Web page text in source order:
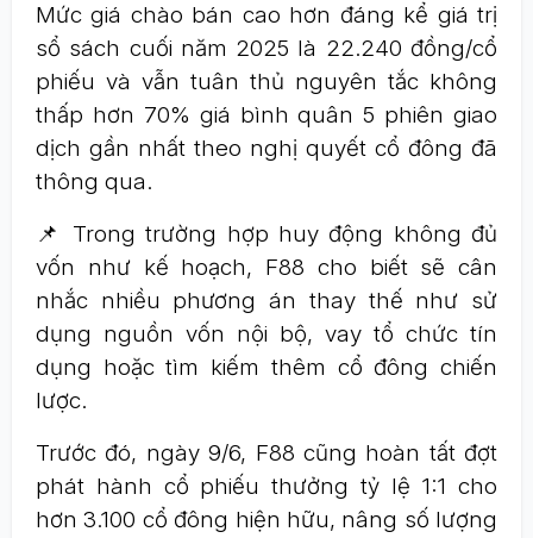
Mức giá chào bán cao hơn đáng kể giá trị
sổ sách cuối năm 2025 là 22.240 đồng/cổ
phiếu và vẫn tuân thủ nguyên tắc không
thấp hơn 70% giá bình quân 5 phiên giao
dịch gần nhất theo nghị quyết cổ đông đã
thông qua.
📌 Trong trường hợp huy động không đủ
vốn như kế hoạch, F88 cho biết sẽ cân
nhắc nhiều phương án thay thế như sử
dụng nguồn vốn nội bộ, vay tổ chức tín
dụng hoặc tìm kiếm thêm cổ đông chiến
lược.
Trước đó, ngày 9/6, F88 cũng hoàn tất đợt
phát hành cổ phiếu thưởng tỷ lệ 1:1 cho
hơn 3.100 cổ đông hiện hữu, nâng số lượng